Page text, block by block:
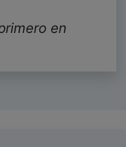
en